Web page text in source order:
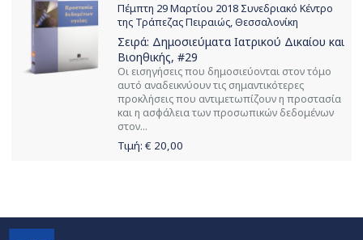
Πέμπτη 29 Μαρτίου 2018 Συνεδριακό Κέντρο
της Τράπεζας Πειραιώς, Θεσσαλονίκη
Σειρά: Δημοσιεύματα Ιατρικού Δικαίου και
Βιοηθικής, #29
Οι εισηγήσεις που δημοσιεύονται στον τόμο
αυτό αναδεικνύουν τις σημαντικότερες
προκλήσεις που αντιμετωπίζουν η προστασία
και η ασφάλεια των προσωπικών δεδομένων
στον...
Τιμή: € 20,00